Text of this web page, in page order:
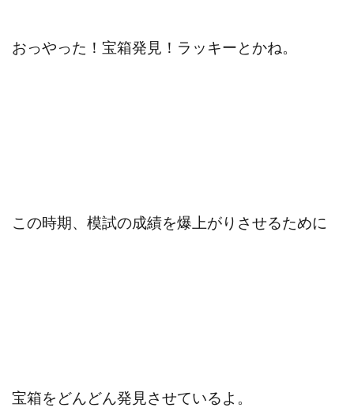
おっやった！宝箱発見！ラッキーとかね。
この時期、模試の成績を爆上がりさせるために
宝箱をどんどん発見させているよ。